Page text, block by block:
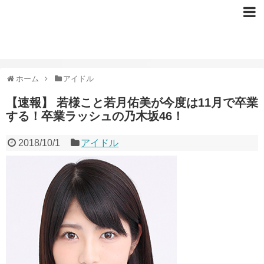
ホーム アイドル
【速報】 若様こと若月佑美が今度は11月で卒業
する！卒業ラッシュの乃木坂46！
2018/10/1 アイドル